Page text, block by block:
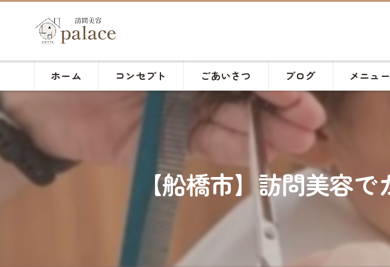
ホーム コンセプト ごあいさつ ブログ メニュー
【船橋市】訪問美容